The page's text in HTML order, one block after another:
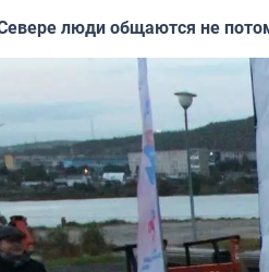
люди общаются не